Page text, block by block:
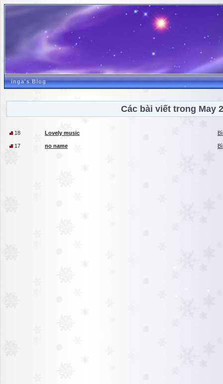
inga's Blog
Các bài viết trong May
18 Lovely music
17 no name